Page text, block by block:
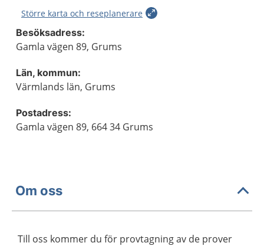
Större karta och reseplanerare
Besöksadress:
Gamla vägen 89, Grums
Län, kommun:
Värmlands län, Grums
Postadress:
Gamla vägen 89, 664 34 Grums
Om oss
Till oss kommer du för provtagning av de prover